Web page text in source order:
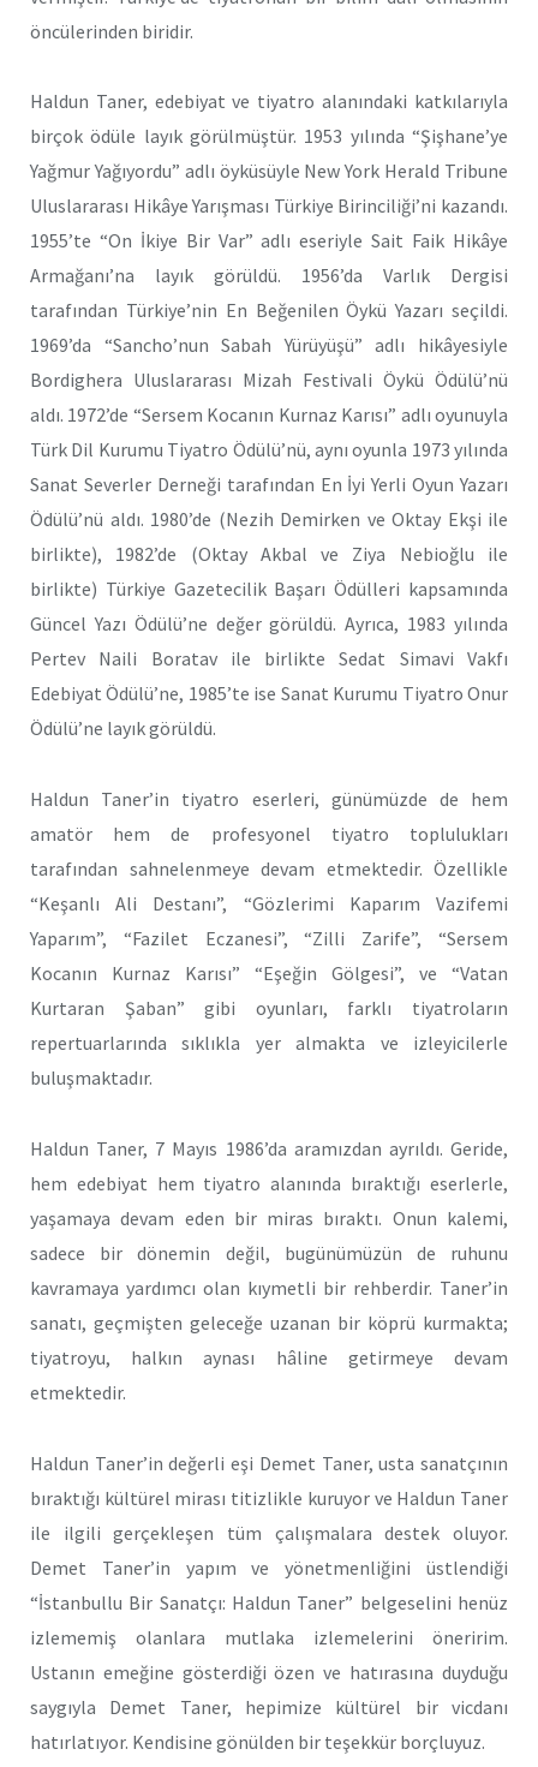
öncülerinden biridir.
Haldun Taner, edebiyat ve tiyatro alanındaki katkılarıyla
birçok ödüle layık görülmüştür. 1953 yılında “Şişhane’ye
Yağmur Yağıyordu” adlı öyküsüyle New York Herald Tribune
Uluslararası Hikâye Yarışması Türkiye Birinciliği’ni kazandı.
1955’te “On İkiye Bir Var” adlı eseriyle Sait Faik Hikâye
Armağanı’na layık görüldü. 1956’da Varlık Dergisi
tarafından Türkiye’nin En Beğenilen Öykü Yazarı seçildi.
1969’da “Sancho’nun Sabah Yürüyüşü” adlı hikâyesiyle
Bordighera Uluslararası Mizah Festivali Öykü Ödülü’nü
aldı. 1972’de “Sersem Kocanın Kurnaz Karısı” adlı oyunuyla
Türk Dil Kurumu Tiyatro Ödülü’nü, aynı oyunla 1973 yılında
Sanat Severler Derneği tarafından En İyi Yerli Oyun Yazarı
Ödülü’nü aldı. 1980’de (Nezih Demirken ve Oktay Ekşi ile
birlikte), 1982’de (Oktay Akbal ve Ziya Nebioğlu ile
birlikte) Türkiye Gazetecilik Başarı Ödülleri kapsamında
Güncel Yazı Ödülü’ne değer görüldü. Ayrıca, 1983 yılında
Pertev Naili Boratav ile birlikte Sedat Simavi Vakfı
Edebiyat Ödülü’ne, 1985’te ise Sanat Kurumu Tiyatro Onur
Ödülü’ne layık görüldü.​
Haldun Taner’in tiyatro eserleri, günümüzde de hem
amatör hem de profesyonel tiyatro toplulukları
tarafından sahnelenmeye devam etmektedir. Özellikle
“Keşanlı Ali Destanı”, “Gözlerimi Kaparım Vazifemi
Yaparım”, “Fazilet Eczanesi”, “Zilli Zarife”, “Sersem
Kocanın Kurnaz Karısı” “Eşeğin Gölgesi”, ve “Vatan
Kurtaran Şaban” gibi oyunları, farklı tiyatroların
repertuarlarında sıklıkla yer almakta ve izleyicilerle
buluşmaktadır.​
Haldun Taner, 7 Mayıs 1986’da aramızdan ayrıldı. Geride,
hem edebiyat hem tiyatro alanında bıraktığı eserlerle,
yaşamaya devam eden bir miras bıraktı. Onun kalemi,
sadece bir dönemin değil, bugünümüzün de ruhunu
kavramaya yardımcı olan kıymetli bir rehberdir. Taner’in
sanatı, geçmişten geleceğe uzanan bir köprü kurmakta;
tiyatroyu, halkın aynası hâline getirmeye devam
etmektedir.
Haldun Taner’in değerli eşi Demet Taner, usta sanatçının
bıraktığı kültürel mirası titizlikle kuruyor ve Haldun Taner
ile ilgili gerçekleşen tüm çalışmalara destek oluyor.
Demet Taner’in yapım ve yönetmenliğini üstlendiği
“İstanbullu Bir Sanatçı: Haldun Taner” belgeselini henüz
izlememiş olanlara mutlaka izlemelerini öneririm.
Ustanın emeğine gösterdiği özen ve hatırasına duyduğu
saygıyla Demet Taner, hepimize kültürel bir vicdanı
hatırlatıyor. Kendisine gönülden bir teşekkür borçluyuz.